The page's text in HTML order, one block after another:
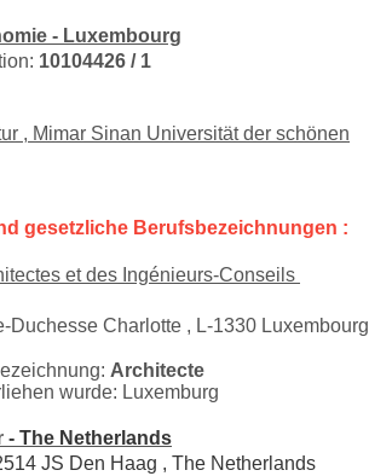
- Luxembourg
10104426 / 1
, Mimar Sinan Universität der schönen
gesetzliche Berufsbezeichnungen :
et des Ingénieurs-Conseils
Duchesse Charlotte , L-1330 Luxembourg
Architecte
wurde: Luxemburg
- The Netherlands
JS Den Haag , The Netherlands